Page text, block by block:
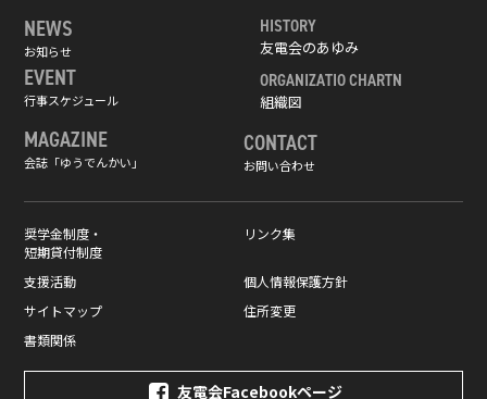
NEWS
お知らせ
EVENT
行事スケジュール
MAGAZINE
会誌「ゆうでんかい」
HISTORY
友電会のあゆみ
ORGANIZATIO CHARTN
組織図
CONTACT
お問い合わせ
奨学金制度・
短期貸付制度
リンク集
支援活動
個人情報保護方針
サイトマップ
住所変更
書類関係
友電会Facebookページ